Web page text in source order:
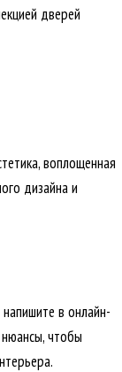
дверей
воплощенная
дизайна и
в онлайн-
чтобы